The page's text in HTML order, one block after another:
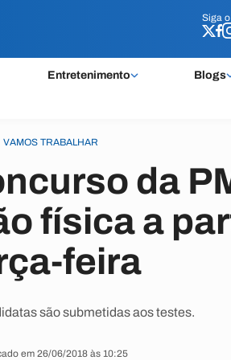
Siga o
Entretenimento Blogs
Siga o
VAMOS TRABALHAR
da
física a
feira
são submetidas aos testes.
em 26/06/2018 às 10:25